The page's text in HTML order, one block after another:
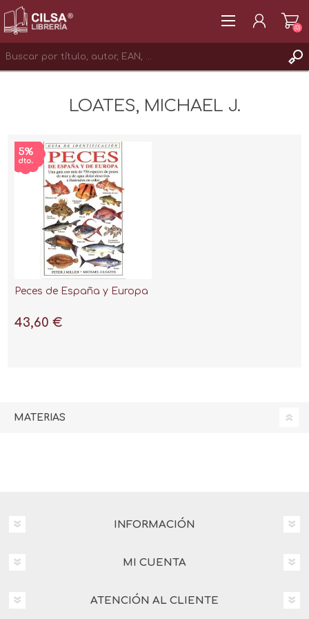
INICIAR SESIÓN
(0)
LOATES, MICHAEL J.
Peces de España y Europa
43,60 €
MATERIAS
INFORMACIÓN
MI CUENTA
ATENCIÓN AL CLIENTE